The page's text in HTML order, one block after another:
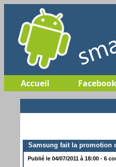
Accueil Facebook
Samsung fait la promotion
Publié le 04/07/2011 à 18:00 - 6